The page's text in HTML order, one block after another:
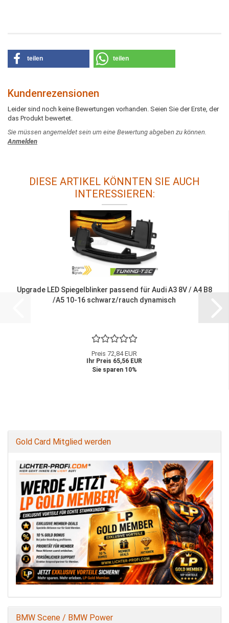
teilen teilen
Kundenrezensionen
Leider sind noch keine Bewertungen vorhanden. Seien Sie der Erste, der
das Produkt bewertet.
Sie müssen angemeldet sein um eine Bewertung abgeben zu können.
Anmelden
DIESE ARTIKEL KÖNNTEN SIE AUCH
INTERESSIEREN:
Upgrade LED Spiegelblinker passend für Audi A3 8V / A4 B8
/A5 10-16 schwarz/rauch dynamisch
Preis 72,84 EUR
Ihr Preis 65,56 EUR
Sie sparen 10%
Gold Card Mitglied werden
BMW Scene / BMW Power